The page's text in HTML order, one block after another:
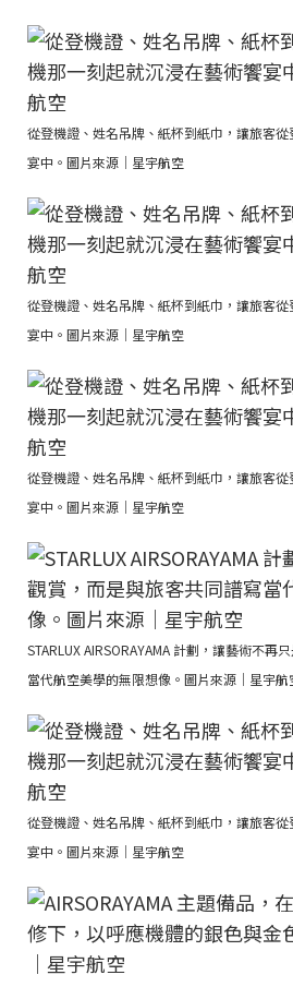
從登機證、姓名吊牌、紙杯到紙巾，讓旅客
宴中。圖片來源｜星宇航空
從登機證、姓名吊牌、紙杯到紙巾，讓旅客
宴中。圖片來源｜星宇航空
從登機證、姓名吊牌、紙杯到紙巾，讓旅客
宴中。圖片來源｜星宇航空
STARLUX AIRSORAYAMA 計劃，讓藝術不再
當代航空美學的無限想像。圖片來源｜星宇航
從登機證、姓名吊牌、紙杯到紙巾，讓旅客
宴中。圖片來源｜星宇航空